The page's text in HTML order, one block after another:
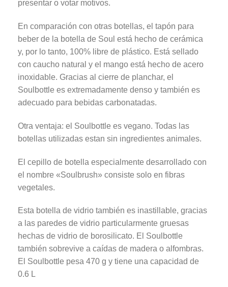
presentar o votar motivos.
En comparación con otras botellas, el tapón para
beber de la botella de Soul está hecho de cerámica
y, por lo tanto, 100% libre de plástico. Está sellado
con caucho natural y el mango está hecho de acero
inoxidable. Gracias al cierre de planchar, el
Soulbottle es extremadamente denso y también es
adecuado para bebidas carbonatadas.
Otra ventaja: el Soulbottle es vegano. Todas las
botellas utilizadas estan sin ingredientes animales.
El cepillo de botella especialmente desarrollado con
el nombre «Soulbrush» consiste solo en fibras
vegetales.
Esta botella de vidrio también es inastillable, gracias
a las paredes de vidrio particularmente gruesas
hechas de vidrio de borosilicato. El Soulbottle
también sobrevive a caídas de madera o alfombras.
El Soulbottle pesa 470 g y tiene una capacidad de
0.6 L